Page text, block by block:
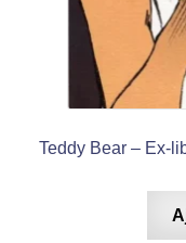
Teddy Bear – Ex-